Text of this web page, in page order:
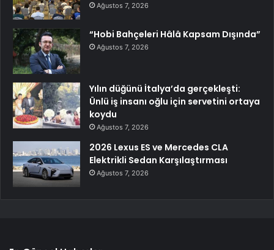
Ağustos 7, 2026
“Hobi Bahçeleri Hâlâ Kapsam Dışında”
Ağustos 7, 2026
Yılın düğünü İtalya’da gerçekleşti:
Ünlü iş insanı oğlu için servetini ortaya
koydu
Ağustos 7, 2026
2026 Lexus ES ve Mercedes CLA
Elektrikli Sedan Karşılaştırması
Ağustos 7, 2026